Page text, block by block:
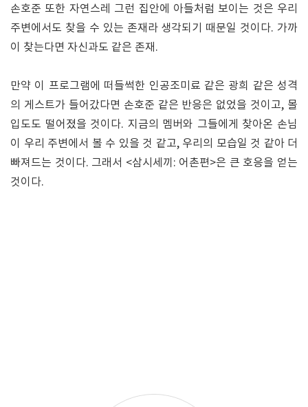
손호준 또한 자연스레 그런 집안에 아들처럼 보이는 것은 우리
주변에서도 찾을 수 있는 존재라 생각되기 때문일 것이다. 가까
이 찾는다면 자신과도 같은 존재.
만약 이 프로그램에 떠들썩한 인공조미료 같은 광희 같은 성격
의 게스트가 들어갔다면 손호준 같은 반응은 없었을 것이고, 몰
입도도 떨어졌을 것이다. 지금의 멤버와 그들에게 찾아온 손님
이 우리 주변에서 볼 수 있을 것 같고, 우리의 모습일 것 같아 더
빠져드는 것이다. 그래서 <삼시세끼: 어촌편>은 큰 호응을 얻는
것이다.